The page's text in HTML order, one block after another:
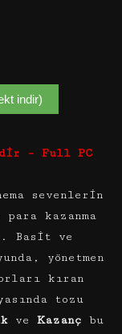
indir)
– Full PC
sevenlerin
kazanma
Basit ve
yönetmen
kıran
tozu
ve Kazanç bu